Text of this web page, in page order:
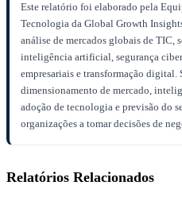
Este relatório foi elaborado pela
Tecnologia da Global Growth
análise de mercados globais de TIC,
inteligência artificial, segurança
empresariais e transformação
dimensionamento de mercado,
adoção de tecnologia e previsão do
organizações a tomar decisões de
Relatórios Relacionados